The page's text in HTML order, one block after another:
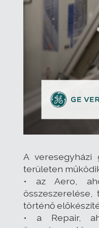
A
területen
• az Aero,
összeszerelése,
történő
• a Repair,